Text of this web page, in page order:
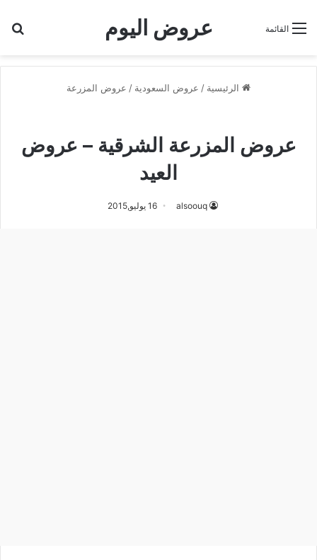
عروض اليوم القائمة
الرئيسية / عروض السعودية / عروض المزرعة
عروض المزرعة الشرقية – عروض
العيد
alsoouq 16 يوليو,2015